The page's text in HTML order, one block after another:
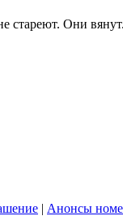
стареют. Они
| Анонсы